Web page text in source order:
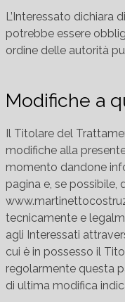
L’Interessato dichiara
potrebbe essere
ordine delle autorità
Modifiche a
Il Titolare del
modifiche alla
momento dandone
pagina e, se
tecnicamente e
agli Interessati
cui è in possesso il
regolarmente questa
di ultima modifica